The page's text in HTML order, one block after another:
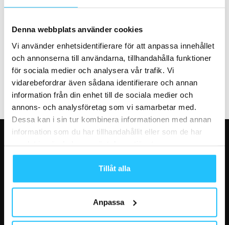
Denna webbplats använder cookies
Vi använder enhetsidentifierare för att anpassa innehållet
och annonserna till användarna, tillhandahålla funktioner
för sociala medier och analysera vår trafik. Vi
vidarebefordrar även sådana identifierare och annan
information från din enhet till de sociala medier och
annons- och analysföretag som vi samarbetar med.
Dessa kan i sin tur kombinera informationen med annan
information som du har tillhandahållit eller som de har
Tillåt alla
Anpassa
Personlig träning
tränare
Business
till Amsterdam – fokus på
framtidens träningsindustri
VÅRA FAVORITER
AI kommer aldrig kunna ersätta en frukost
2026-08-06
Analys: Europas gymmarknad går in i en ny